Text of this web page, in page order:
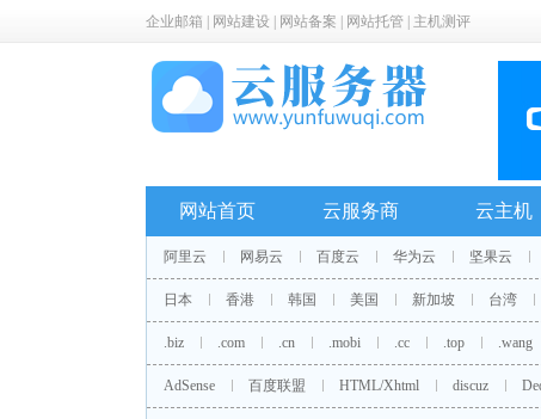
企业邮箱 网站建设 网站备案 网站托管 主机测评
网站首页 云服务商 云主机
阿里云 网易云 百度云 华为云 坚果云
日本 香港 韩国 美国 新加坡 台湾
.biz .com .cn .mobi .cc .top .wang
AdSense 百度联盟 HTML/Xhtml discuz